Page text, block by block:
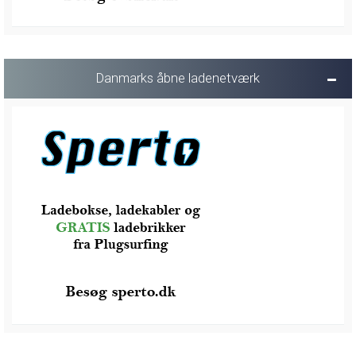
Danmarks åbne ladenetværk